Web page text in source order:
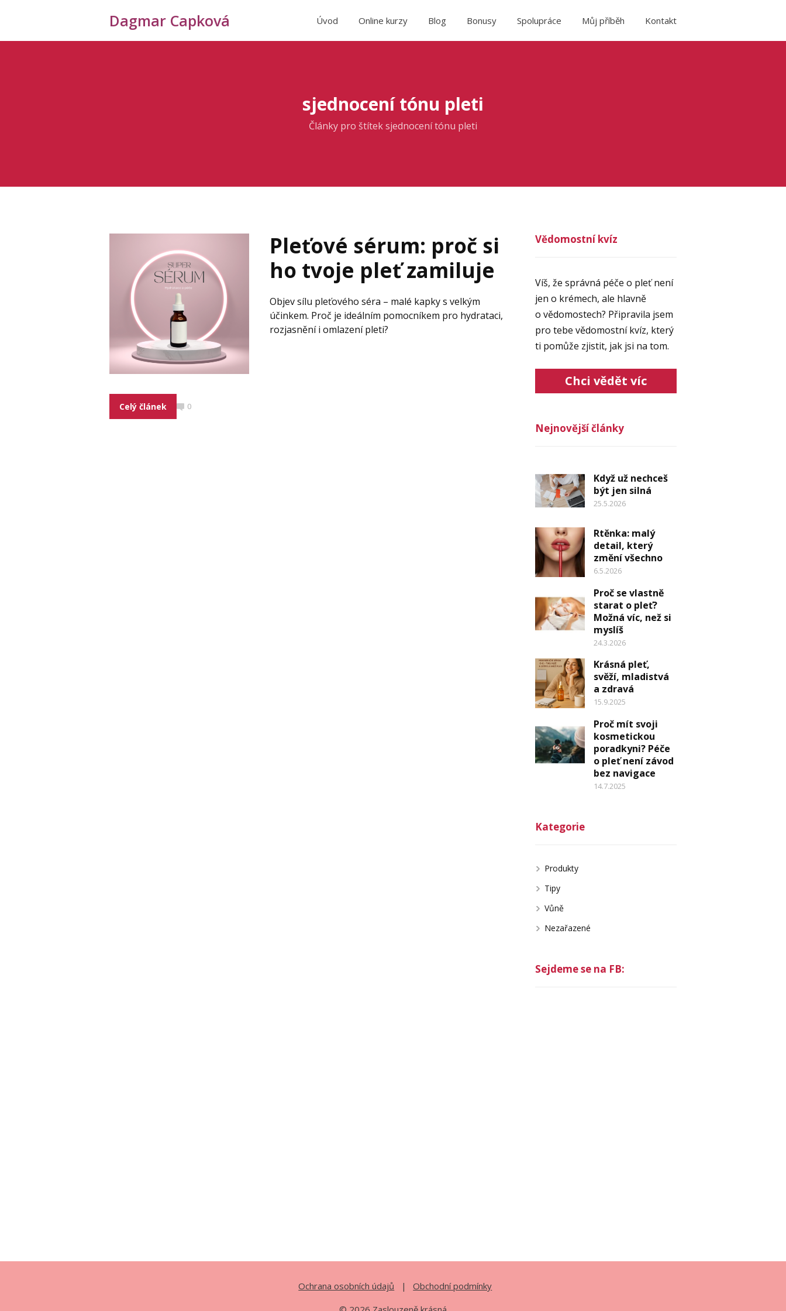
Dagmar Capková Úvod Online kurzy Blog Bonusy Spolupráce Můj příběh Kontakt
sjednocení tónu pleti
Články pro štítek sjednocení tónu pleti
Pleťové sérum: proč si
ho tvoje pleť zamiluje
Objev sílu pleťového séra – malé kapky s velkým
účinkem. Proč je ideálním pomocníkem pro hydrataci,
rozjasnění i omlazení pleti?
Celý článek 0
Vědomostní kvíz
Víš, že správná péče o pleť není
jen o krémech, ale hlavně
o vědomostech? Připravila jsem
pro tebe vědomostní kvíz, který
ti pomůže zjistit, jak jsi na tom.
Chci vědět víc
Nejnovější články
Když už nechceš
být jen silná
25.5.2026
Rtěnka: malý
detail, který
změní všechno
6.5.2026
Proč se vlastně
starat o pleť?
Možná víc, než si
myslíš
24.3.2026
Krásná pleť,
svěží, mladistvá
a zdravá
15.9.2025
Proč mít svoji
kosmetickou
poradkyni? Péče
o pleť není závod
bez navigace
14.7.2025
Kategorie
Produkty
Tipy
Vůně
Nezařazené
Sejdeme se na FB:
Ochrana osobních údajů
Obchodní podmínky